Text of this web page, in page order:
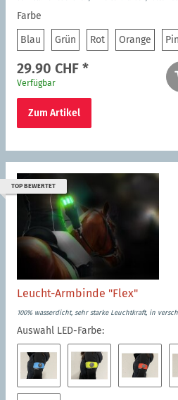
Farbe
Blau BlauGrün GrünRotRot Orange
29.90 CHF *
Verfügbar
Zum Artikel
TOP BEWERTET
Leucht-Armbinde "Flex"
100% wasserdicht, sehr starke Leuchtkraft, in
Auswahl LED-Farbe:
Blau